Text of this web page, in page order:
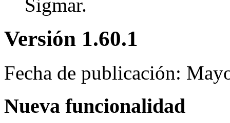
Sigmar.
Versión 1.60.1
Fecha de publicación:
Nueva funcionalidad